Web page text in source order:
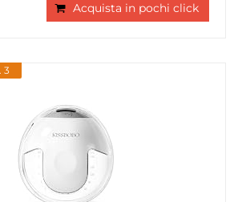
Acquista in pochi click
3